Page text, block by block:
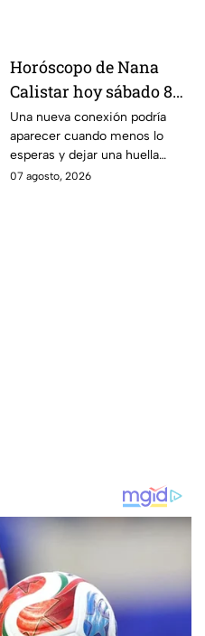
Horóscopo de Nana
Calistar hoy sábado 8
de agosto del 2026 para
cada signo; una
conexión inesperada
podría transformar tus
Una nueva conexión podría
aparecer cuando menos lo
esperas y dejar una huella
importante.
07 agosto, 2026